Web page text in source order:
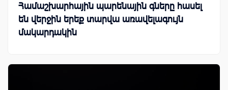
Համաշխարհային պարենային գները հասել
են վերջին երեք տարվա առավելագույն
մակարդակին